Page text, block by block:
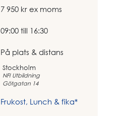
7 950 kr ex moms
09:00 till 16:30
På plats & distans
Stockholm
NFI Utbildning
Götgatan 14
Frukost, Lunch & fika*